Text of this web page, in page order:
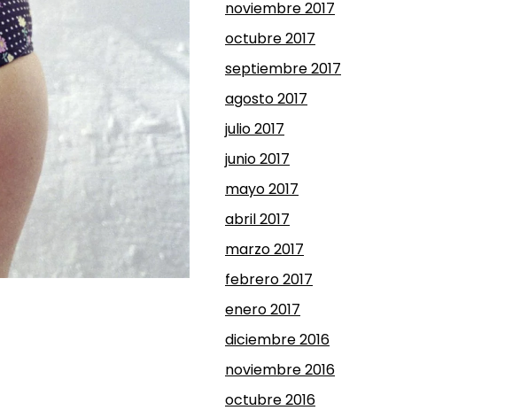
noviembre 2017
octubre 2017
septiembre 2017
agosto 2017
julio 2017
junio 2017
mayo 2017
abril 2017
marzo 2017
febrero 2017
enero 2017
diciembre 2016
noviembre 2016
octubre 2016